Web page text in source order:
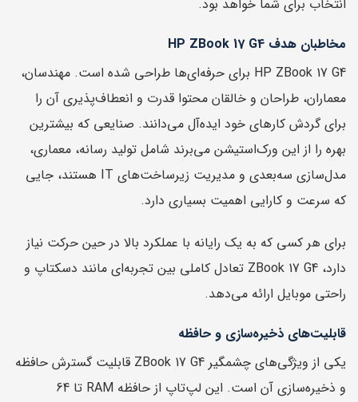
انتخاب برای شما خواهد بود.
مخاطبان هدف HP ZBook 17 G4
HP ZBook 17 G4 برای حرفه‌ای‌ها طراحی شده است. مهندسان،
معماران، طراحان و خالقان محتوا قدرت و انعطاف‌پذیری آن را
برای گردش کارهای خود ایده‌آل می‌دانند. صنایعی که بیشترین
بهره را از این ورک‌استیشن می‌برند شامل تولید رسانه، معماری،
مدل‌سازی سه‌بعدی و مدیریت زیرساخت‌های IT هستند، جایی
که سرعت و کارایی اهمیت بسیاری دارد.
برای هر کسی که به یک رایانه با عملکرد بالا در حین حرکت نیاز
دارد، ZBook 17 G4 تعادل کاملی بین تجربه‌ای مانند دسکتاپ و
راحتی موبایل ارائه می‌دهد.
قابلیت‌های ذخیره‌سازی و حافظه
یکی از ویژگی‌های چشمگیر ZBook 17 G4 قابلیت گسترش حافظه
و ذخیره‌سازی آن است. این لپ‌تاپ از حافظه RAM تا 64